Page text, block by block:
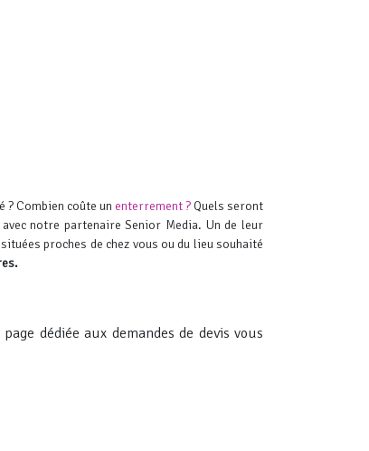
Combien coûte un enterrement ? Quels seront
notre partenaire Senior Media. Un de leur
proches de chez vous ou du lieu souhaité
dédiée aux demandes de devis vous